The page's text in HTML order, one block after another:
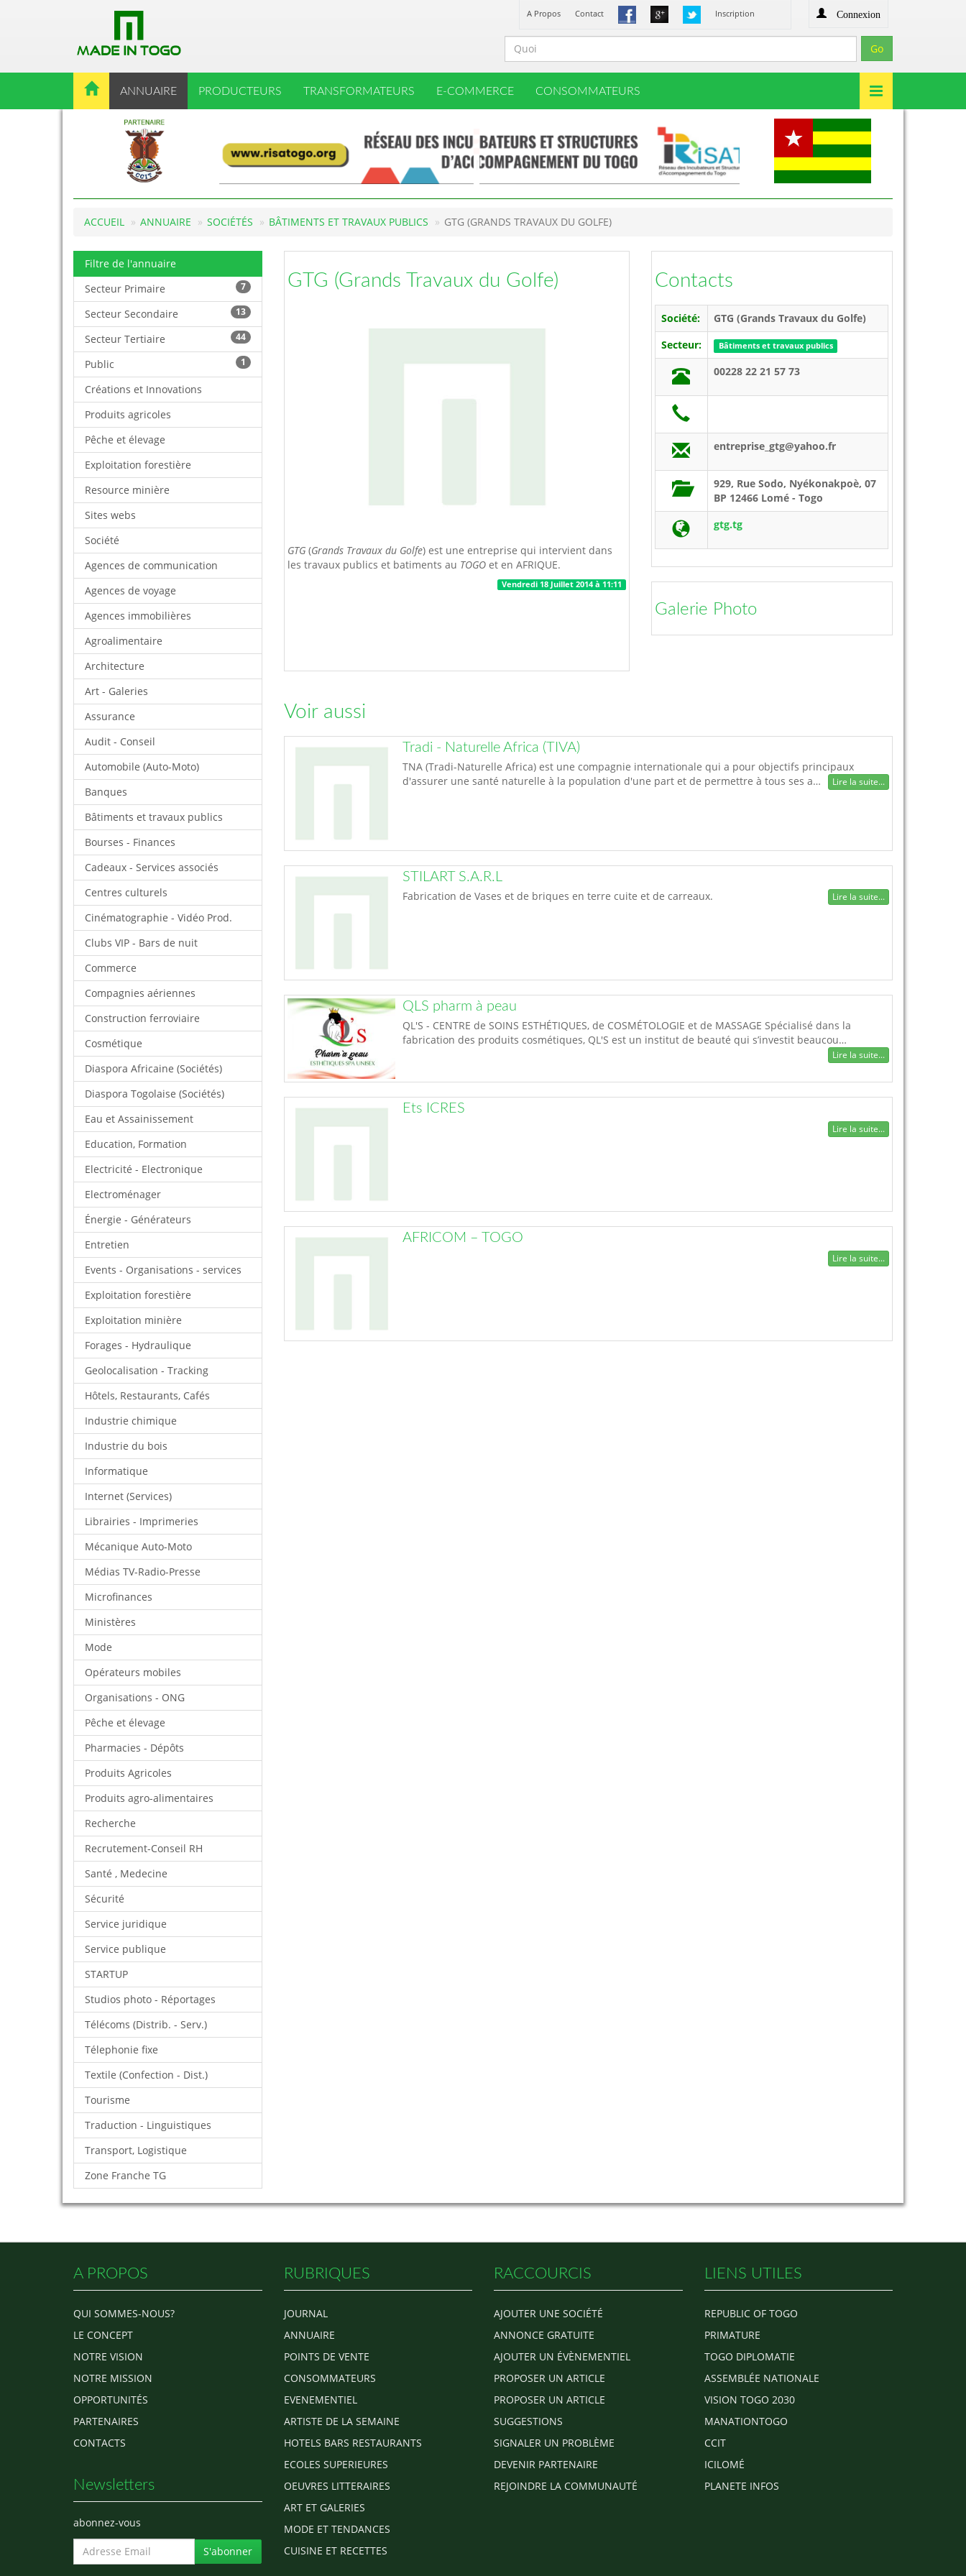
A Propos Contact Inscription Connexion
ANNUAIRE PRODUCTEURS TRANSFORMATEURS E-COMMERCE CONSOMMATEURS
ACCUEIL ANNUAIRE SOCIÉTÉS BÂTIMENTS ET TRAVAUX PUBLICS GTG (GRANDS TRAVAUX DU GOLFE)
Filtre de l'annuaire
7
Secteur Primaire
13
Secteur Secondaire
44
Secteur Tertiaire
1
Public
Créations et Innovations
Produits agricoles
Pêche et élevage
Exploitation forestière
Resource minière
Sites webs
Société
Agences de communication
Agences de voyage
Agences immobilières
Agroalimentaire
Architecture
Art - Galeries
Assurance
Audit - Conseil
Automobile (Auto-Moto)
Banques
Bâtiments et travaux publics
Bourses - Finances
Cadeaux - Services associés
Centres culturels
Cinématographie - Vidéo Prod.
Clubs VIP - Bars de nuit
Commerce
Compagnies aériennes
Construction ferroviaire
Cosmétique
Diaspora Africaine (Sociétés)
Diaspora Togolaise (Sociétés)
Eau et Assainissement
Education, Formation
Electricité - Electronique
Electroménager
Énergie - Générateurs
Entretien
Events - Organisations - services
Exploitation forestière
Exploitation minière
Forages - Hydraulique
Geolocalisation - Tracking
Hôtels, Restaurants, Cafés
Industrie chimique
Industrie du bois
Informatique
Internet (Services)
Librairies - Imprimeries
Mécanique Auto-Moto
Médias TV-Radio-Presse
Microfinances
Ministères
Mode
Opérateurs mobiles
Organisations - ONG
Pêche et élevage
Pharmacies - Dépôts
Produits Agricoles
Produits agro-alimentaires
Recherche
Recrutement-Conseil RH
Santé , Medecine
Sécurité
Service juridique
Service publique
STARTUP
Studios photo - Réportages
Télécoms (Distrib. - Serv.)
Télephonie fixe
Textile (Confection - Dist.)
Tourisme
Traduction - Linguistiques
Transport, Logistique
Zone Franche TG
GTG (Grands Travaux du Golfe)
GTG(Grands Travaux du Golfe) est une entreprise qui intervient dans
les travaux publics et batiments au TOGOet en AFRIQUE.
Vendredi 18 Juillet 2014 à 11:11
Contacts
Société:
GTG (Grands Travaux du Golfe)
Secteur:
Bâtiments et travaux publics
00228 22 21 57 73
entreprise_gtg@yahoo.fr
929, Rue Sodo, Nyékonakpoè, 07
BP 12466 Lomé - Togo
gtg.tg
Galerie Photo
Voir aussi
Tradi - Naturelle Africa (TIVA)
TNA (Tradi-Naturelle Africa) est une compagnie internationale qui a pour objectifs principaux
d'assurer une santé naturelle à la population d'une part et de permettre à tous ses a…
Lire la suite...
STILART S.A.R.L
Fabrication de Vases et de briques en terre cuite et de carreaux. Lire la suite...
QLS pharm à peau
QL'S - CENTRE de SOINS ESTHÉTIQUES, de COSMÉTOLOGIE et de MASSAGE Spécialisé dans la
fabrication des produits cosmétiques, QL'S est un institut de beauté qui s’investit beaucou…
Lire la suite...
Ets ICRES
Lire la suite...
AFRICOM – TOGO
Lire la suite...
A PROPOS
QUI SOMMES-NOUS?
LE CONCEPT
NOTRE VISION
NOTRE MISSION
OPPORTUNITÉS
PARTENAIRES
CONTACTS
Newsletters
abonnez-vous
S'abonner
RUBRIQUES
JOURNAL
ANNUAIRE
POINTS DE VENTE
CONSOMMATEURS
EVENEMENTIEL
ARTISTE DE LA SEMAINE
HOTELS BARS RESTAURANTS
ECOLES SUPERIEURES
OEUVRES LITTERAIRES
ART ET GALERIES
MODE ET TENDANCES
CUISINE ET RECETTES
RACCOURCIS
AJOUTER UNE SOCIÉTÉ
ANNONCE GRATUITE
AJOUTER UN ÉVÈNEMENTIEL
PROPOSER UN ARTICLE
PROPOSER UN ARTICLE
SUGGESTIONS
SIGNALER UN PROBLÈME
DEVENIR PARTENAIRE
REJOINDRE LA COMMUNAUTÉ
LIENS UTILES
REPUBLIC OF TOGO
PRIMATURE
TOGO DIPLOMATIE
ASSEMBLÉE NATIONALE
VISION TOGO 2030
MANATIONTOGO
CCIT
ICILOMÉ
PLANETE INFOS